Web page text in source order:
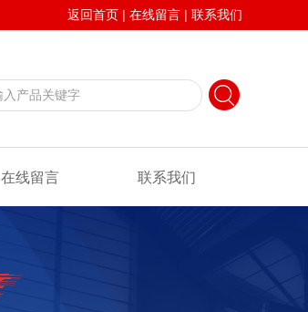
返回首页 | 在线留言 | 联系我们
在线留言 联系我们